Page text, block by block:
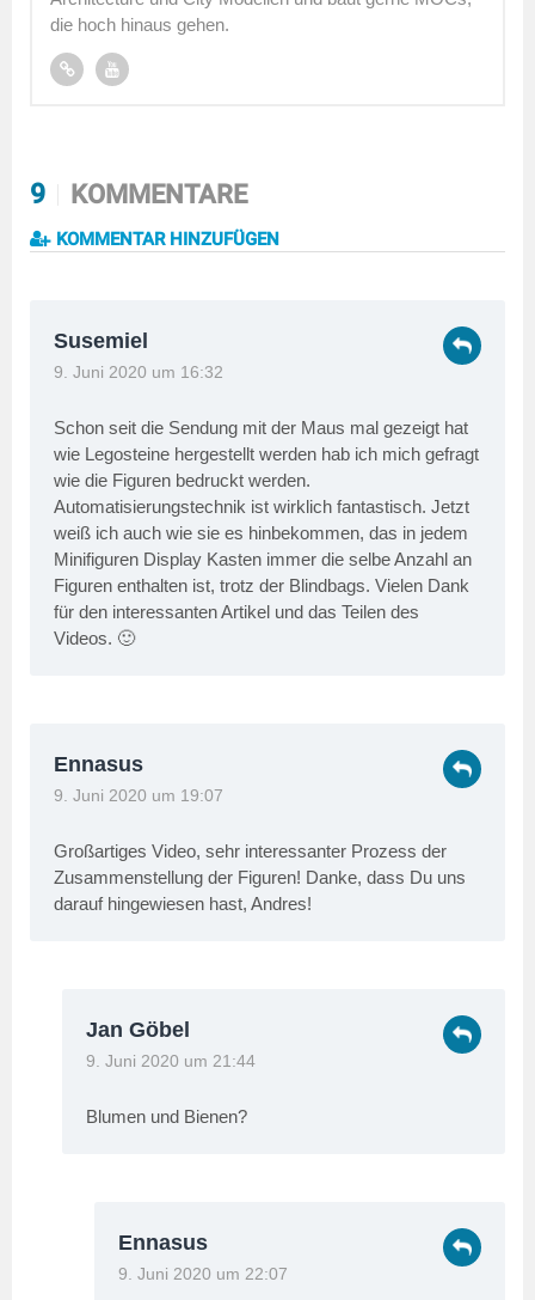
die hoch hinaus gehen.
9 KOMMENTARE
KOMMENTAR HINZUFÜGEN
Susemiel
9. Juni 2020 um 16:32
Schon seit die Sendung mit der Maus mal gezeigt hat
wie Legosteine hergestellt werden hab ich mich gefragt
wie die Figuren bedruckt werden.
Automatisierungstechnik ist wirklich fantastisch. Jetzt
weiß ich auch wie sie es hinbekommen, das in jedem
Minifiguren Display Kasten immer die selbe Anzahl an
Figuren enthalten ist, trotz der Blindbags. Vielen Dank
für den interessanten Artikel und das Teilen des
Videos. 🙂
Ennasus
9. Juni 2020 um 19:07
Großartiges Video, sehr interessanter Prozess der
Zusammenstellung der Figuren! Danke, dass Du uns
darauf hingewiesen hast, Andres!
Jan Göbel
9. Juni 2020 um 21:44
Blumen und Bienen?
Ennasus
9. Juni 2020 um 22:07